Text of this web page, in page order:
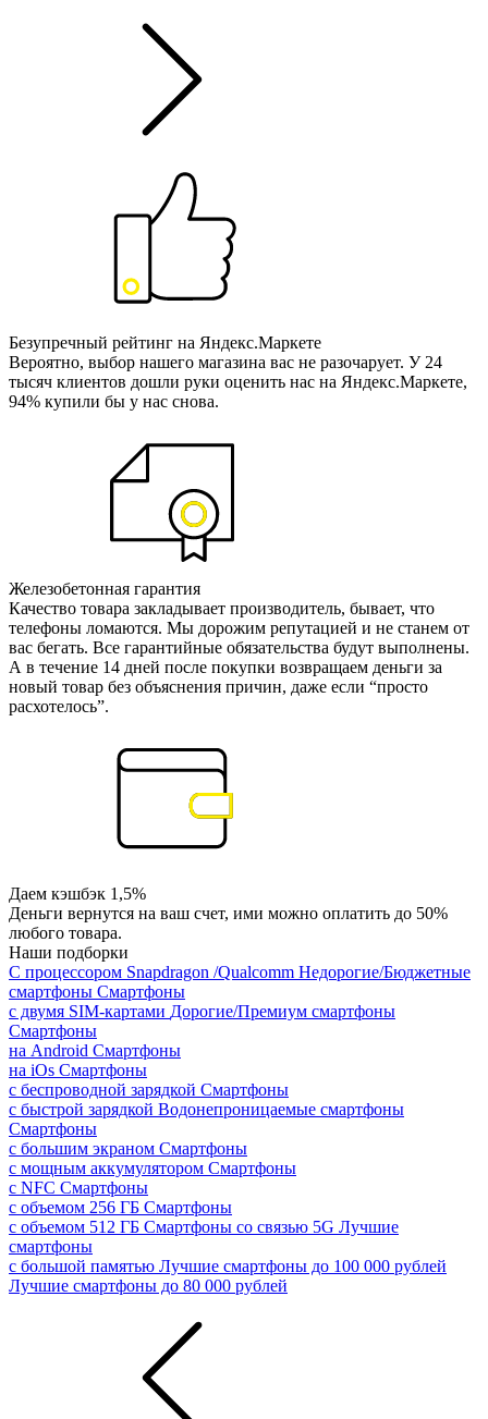
Безупречный рейтинг на Яндекс.Маркете
Вероятно, выбор нашего магазина вас не разочарует. У 24
тысяч клиентов дошли руки оценить нас на Яндекс.Маркете,
94% купили бы у нас снова.
Железобетонная гарантия
Качество товара закладывает производитель, бывает, что
телефоны ломаются. Мы дорожим репутацией и не станем от
вас бегать. Все гарантийные обязательства будут выполнены.
А в течение 14 дней после покупки возвращаем деньги за
новый товар без объяснения причин, даже если “просто
расхотелось”.
Даем кэшбэк 1,5%
Деньги вернутся на ваш счет, ими можно оплатить до 50%
любого товара.
Наши подборки
С процессором Snapdragon /Qualcomm Недорогие/Бюджетные
смартфоны Смартфоны
с двумя SIM-картами Дорогие/Премиум смартфоны
Смартфоны
на Android Смартфоны
на iOs Смартфоны
с беспроводной зарядкой Смартфоны
с быстрой зарядкой Водонепроницаемые смартфоны
Смартфоны
с большим экраном Смартфоны
с мощным аккумулятором Смартфоны
с NFC Смартфоны
с объемом 256 ГБ Смартфоны
с объемом 512 ГБ Смартфоны со связью 5G Лучшие
смартфоны
с большой памятью Лучшие смартфоны до 100 000 рублей
Лучшие смартфоны до 80 000 рублей